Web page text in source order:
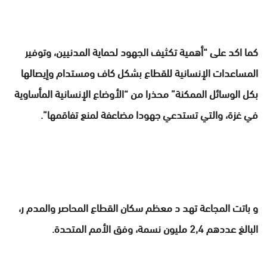
كما اكد على “أهمية تكثيف الجهود لحماية المدنيين، وتوفير
المساعدات الإنسانية للقطاع بشكل كاف ومستدام وإيصالها
بكل الوسائل الممكنة” محذرا من “الأوضاع الإنسانية المأساوية
في غزة، والتي تستدعي جهودا مضاعفة لمنع تفاقمها”.
و باتت المجاعة تهد د معظم سكان القطاع المحاصر والمدم ر،
البالغ عددهم 2,4 مليون نسمة، وفق الأمم المتحدة.